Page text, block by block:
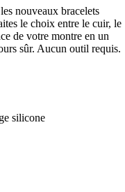
nouveaux bracelets
le choix entre le cuir, le
de votre montre en un
sûr. Aucun outil requis.
silicone